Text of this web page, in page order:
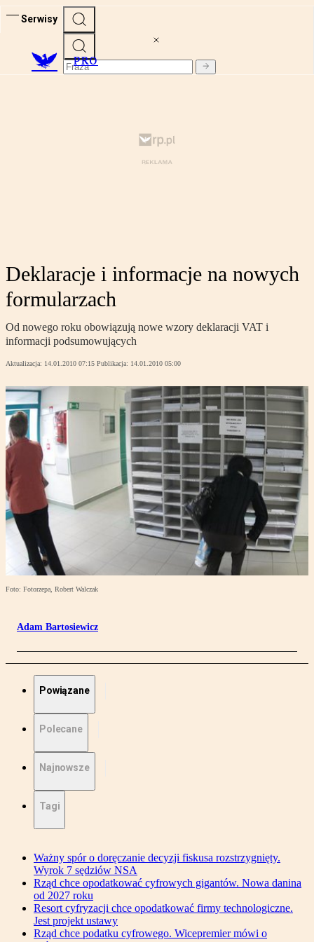
Serwisy
PRO
Deklaracje i informacje na nowych
formularzach
Od nowego roku obowiązują nowe wzory deklaracji VAT i
informacji podsumowujących
Aktualizacja: 14.01.2010 07:15 Publikacja: 14.01.2010 05:00
Foto: Fotorzepa, Robert Walczak
Adam Bartosiewicz
Powiązane
Polecane
Najnowsze
Tagi
Ważny spór o doręczanie decyzji fiskusa rozstrzygnięty.
Wyrok 7 sędziów NSA
Rząd chce opodatkować cyfrowych gigantów. Nowa danina
od 2027 roku
Resort cyfryzacji chce opodatkować firmy technologiczne.
Jest projekt ustawy
Rząd chce podatku cyfrowego. Wicepremier mówi o